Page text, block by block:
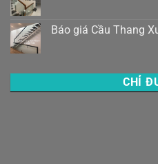
Báo giá Cầu Thang
CHỈ